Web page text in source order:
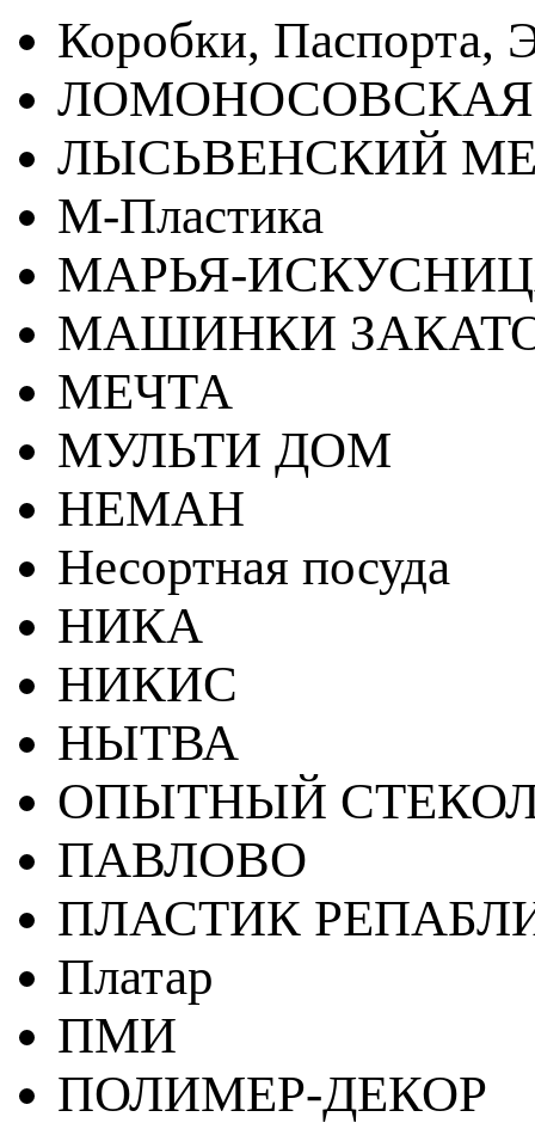
Коробки, Паспорта,
ЛЫСЬВЕНСКИЙ
М-Пластика
МАРЬЯ-
МАШИНКИ
МЕЧТА
МУЛЬТИ ДОМ
НЕМАН
Несортная посуда
НИКА
НИКИС
НЫТВА
ОПЫТНЫЙ
ПАВЛОВО
ПЛАСТИК
Платар
ПМИ
ПОЛИМЕР-ДЕКОР